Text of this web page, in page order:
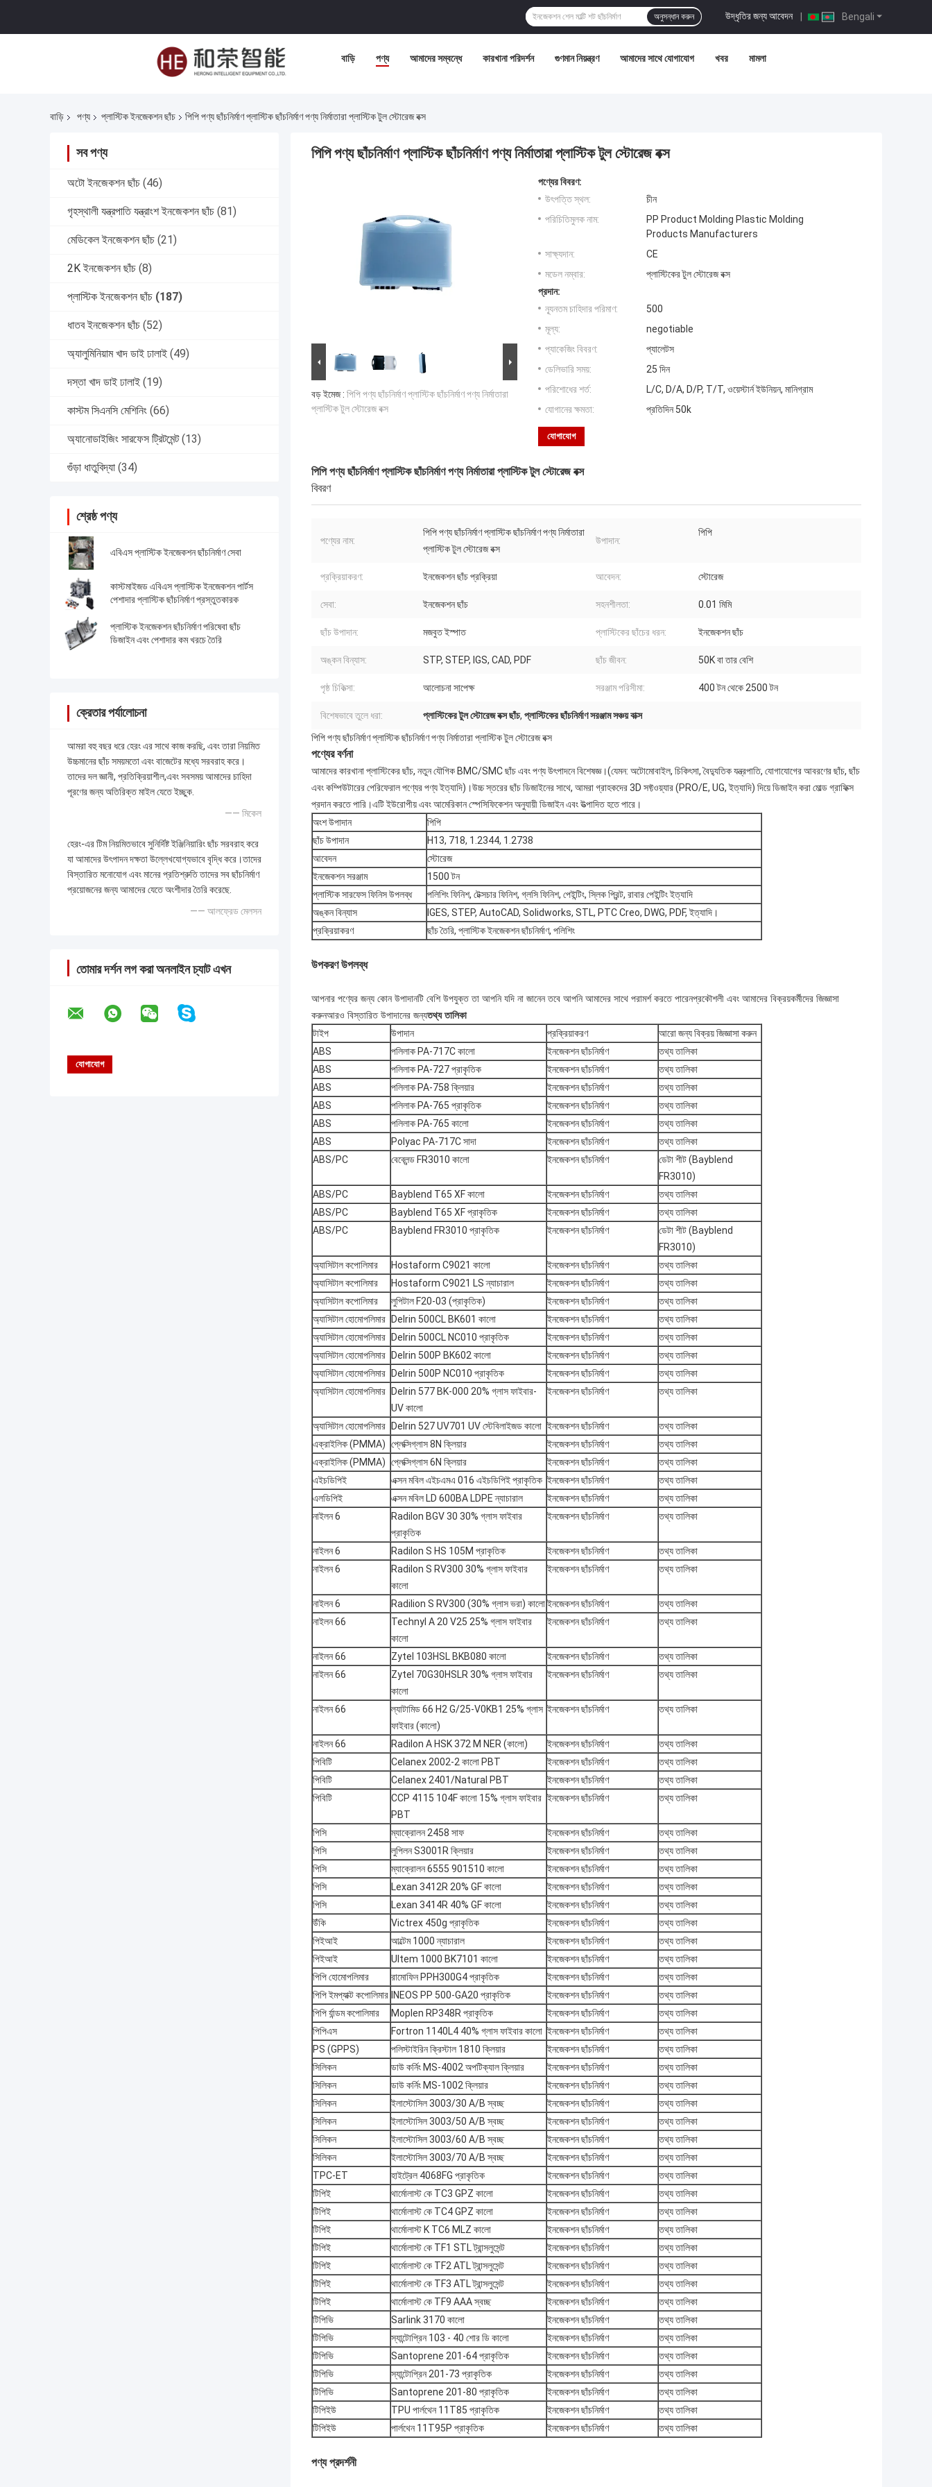
Bengali
উদ্ধৃতির জন্য আবেদন |
অনুসন্ধান করুন
বাড়ি পণ্য আমাদের সম্বন্ধে কারখানা পরিদর্শন গুণমান নিয়ন্ত্রণ আমাদের সাথে যোগাযোগ খবর মামলা
বাড়ি পণ্য প্লাস্টিক ইনজেকশন ছাঁচ পিপি পণ্য ছাঁচনির্মাণ প্লাস্টিক ছাঁচনির্মাণ পণ্য নির্মাতারা প্লাস্টিক টুল স্টোরেজ বক্স
সব পণ্য
অটো ইনজেকশন ছাঁচ (46)
গৃহস্থালী যন্ত্রপাতি যন্ত্রাংশ ইনজেকশন ছাঁচ (81)
মেডিকেল ইনজেকশন ছাঁচ (21)
2K ইনজেকশন ছাঁচ (8)
প্লাস্টিক ইনজেকশন ছাঁচ (187)
ধাতব ইনজেকশন ছাঁচ (52)
অ্যালুমিনিয়াম খাদ ডাই ঢালাই (49)
দস্তা খাদ ডাই ঢালাই (19)
কাস্টম সিএনসি মেশিনিং (66)
অ্যানোডাইজিং সারফেস ট্রিটমেন্ট (13)
গুঁড়া ধাতুবিদ্যা (34)
শ্রেষ্ঠ পণ্য
এবিএস প্লাস্টিক ইনজেকশন ছাঁচনির্মাণ সেবা
কাস্টমাইজড এবিএস প্লাস্টিক ইনজেকশন পার্টস
পেশাদার প্লাস্টিক ছাঁচনির্মাণ প্রস্তুতকারক
প্লাস্টিক ইনজেকশন ছাঁচনির্মাণ পরিষেবা ছাঁচ
ডিজাইন এবং পেশাদার কম খরচে তৈরি
ক্রেতার পর্যালোচনা
আমরা বহু বছর ধরে হেরং এর সাথে কাজ করছি, এবং তারা নিয়মিত
উচ্চমানের ছাঁচ সময়মতো এবং বাজেটের মধ্যে সরবরাহ করে।
তাদের দল জ্ঞানী, প্রতিক্রিয়াশীল,এবং সবসময় আমাদের চাহিদা
পূরণের জন্য অতিরিক্ত মাইল যেতে ইচ্ছুক.
—— মিকেল
হেরং-এর টিম নিয়মিতভাবে সুনির্দিষ্ট ইঞ্জিনিয়ারিং ছাঁচ সরবরাহ করে
যা আমাদের উৎপাদন দক্ষতা উল্লেখযোগ্যভাবে বৃদ্ধি করে।তাদের
বিস্তারিত মনোযোগ এবং মানের প্রতিশ্রুতি তাদের সব ছাঁচনির্মাণ
প্রয়োজনের জন্য আমাদের যেতে অংশীদার তৈরি করেছে.
—— আলফ্রেড মেলসন
তোমার দর্শন লগ করা অনলাইন চ্যাট এখন
পিপি পণ্য ছাঁচনির্মাণ প্লাস্টিক ছাঁচনির্মাণ পণ্য নির্মাতারা প্লাস্টিক টুল স্টোরেজ বক্স
বড় ইমেজ : পিপি পণ্য ছাঁচনির্মাণ প্লাস্টিক ছাঁচনির্মাণ পণ্য নির্মাতারা
প্লাস্টিক টুল স্টোরেজ বক্স
পণ্যের বিবরণ:
উৎপত্তি স্থল:
চীন
পরিচিতিমুলক নাম:
PP Product Molding Plastic Molding
Products Manufacturers
সাক্ষ্যদান:
CE
মডেল নম্বার:
প্লাস্টিকের টুল স্টোরেজ বক্স
প্রদান:
ন্যূনতম চাহিদার পরিমাণ:
500
মূল্য:
negotiable
প্যাকেজিং বিবরণ:
প্যালেটস
ডেলিভারি সময়:
25 দিন
পরিশোধের শর্ত:
L/C, D/A, D/P, T/T, ওয়েস্টার্ন ইউনিয়ন, মানিগ্রাম
যোগানের ক্ষমতা:
প্রতিদিন 50k
যোগাযোগ
পিপি পণ্য ছাঁচনির্মাণ প্লাস্টিক ছাঁচনির্মাণ পণ্য নির্মাতারা প্লাস্টিক টুল স্টোরেজ বক্স
বিবরণ
পণ্যের নাম:
পিপি পণ্য ছাঁচনির্মাণ প্লাস্টিক ছাঁচনির্মাণ পণ্য নির্মাতারা
প্লাস্টিক টুল স্টোরেজ বক্স
উপাদান:
পিপি
প্রক্রিয়াকরণ: ইনজেকশন ছাঁচ প্রক্রিয়া আবেদন: স্টোরেজ
সেবা: ইনজেকশন ছাঁচ সহনশীলতা: 0.01 মিমি
ছাঁচ উপাদান: মজবুত ইস্পাত প্লাস্টিকের ছাঁচের ধরন: ইনজেকশন ছাঁচ
অঙ্কন বিন্যাস: STP, STEP, IGS, CAD, PDF ছাঁচ জীবন: 50K বা তার বেশি
পৃষ্ঠ চিকিত্সা: আলোচনা সাপেক্ষ সরঞ্জাম পরিসীমা: 400 টন থেকে 2500 টন
বিশেষভাবে তুলে ধরা: প্লাস্টিকের টুল স্টোরেজ বক্স ছাঁচ, প্লাস্টিকের ছাঁচনির্মাণ সরঞ্জাম সঞ্চয় বাক্স
পিপি পণ্য ছাঁচনির্মাণ প্লাস্টিক ছাঁচনির্মাণ পণ্য নির্মাতারা প্লাস্টিক টুল স্টোরেজ বক্স
পণ্যের বর্ণনা
আমাদের কারখানা প্লাস্টিকের ছাঁচ, নতুন যৌগিক BMC/SMC ছাঁচ এবং পণ্য উৎপাদনে বিশেষজ্ঞ।(যেমন: অটোমোবাইল, চিকিৎসা, বৈদ্যুতিক যন্ত্রপাতি, যোগাযোগের আবরণের ছাঁচ, ছাঁচ
এবং কম্পিউটারের পেরিফেরাল পণ্যের পণ্য ইত্যাদি)।উচ্চ স্তরের ছাঁচ ডিজাইনের সাথে, আমরা গ্রাহকদের 3D সফ্টওয়্যার (PRO/E, UG, ইত্যাদি) দিয়ে ডিজাইন করা মোল্ড গ্রাফিক্স
প্রদান করতে পারি।এটি ইউরোপীয় এবং আমেরিকান স্পেসিফিকেশন অনুযায়ী ডিজাইন এবং উত্পাদিত হতে পারে।
অংশ উপাদান
পিপি
ছাঁচ উপাদান
H13, 718, 1.2344, 1.2738
আবেদন
স্টোরেজ
ইনজেকশন সরঞ্জাম
1500 টন
প্লাস্টিক সারফেস ফিনিস উপলব্ধ
পলিশিং ফিনিশ, টেক্সচার ফিনিশ, গ্লসি ফিনিশ, পেইন্টিং, স্লিক প্রিন্ট, রাবার পেইন্টিং ইত্যাদি
অঙ্কন বিন্যাস
IGES, STEP, AutoCAD, Solidworks, STL, PTC Creo, DWG, PDF, ইত্যাদি।
প্রক্রিয়াকরণ
ছাঁচ তৈরি, প্লাস্টিক ইনজেকশন ছাঁচনির্মাণ, পলিশিং
উপকরণ উপলব্ধ
আপনার পণ্যের জন্য কোন উপাদানটি বেশি উপযুক্ত তা আপনি যদি না জানেন তবে আপনি আমাদের সাথে পরামর্শ করতে পারেনপ্রকৌশলী এবং আমাদের বিক্রয়কর্মীদের জিজ্ঞাসা
করুনআরও বিস্তারিত উপাদানের জন্যতথ্য তালিকা
টাইপ
উপাদান প্রক্রিয়াকরণ
আরো জন্য বিক্রয় জিজ্ঞাসা করুন
ABS
পলিলাক PA-717C কালো ইনজেকশন ছাঁচনির্মাণ
তথ্য তালিকা
ABS
পলিলাক PA-727 প্রাকৃতিক ইনজেকশন ছাঁচনির্মাণ
তথ্য তালিকা
ABS
পলিলাক PA-758 ক্লিয়ার ইনজেকশন ছাঁচনির্মাণ
তথ্য তালিকা
ABS
পলিলাক PA-765 প্রাকৃতিক ইনজেকশন ছাঁচনির্মাণ
তথ্য তালিকা
ABS
পলিলাক PA-765 কালো ইনজেকশন ছাঁচনির্মাণ
তথ্য তালিকা
ABS
Polyac PA-717C সাদা ইনজেকশন ছাঁচনির্মাণ
তথ্য তালিকা
ABS/PC
বেব্লেন্ড FR3010 কালো ইনজেকশন ছাঁচনির্মাণ
ডেটা শীট (Bayblend
FR3010)
ABS/PC
Bayblend T65 XF কালো ইনজেকশন ছাঁচনির্মাণ
তথ্য তালিকা
ABS/PC
Bayblend T65 XF প্রাকৃতিক ইনজেকশন ছাঁচনির্মাণ
তথ্য তালিকা
ABS/PC
Bayblend FR3010 প্রাকৃতিক ইনজেকশন ছাঁচনির্মাণ
ডেটা শীট (Bayblend
FR3010)
অ্যাসিটাল কপোলিমার
Hostaform C9021 কালো ইনজেকশন ছাঁচনির্মাণ
তথ্য তালিকা
অ্যাসিটাল কপোলিমার
Hostaform C9021 LS ন্যাচারাল ইনজেকশন ছাঁচনির্মাণ
তথ্য তালিকা
অ্যাসিটাল কপোলিমার
লুপিটাল F20-03 (প্রাকৃতিক) ইনজেকশন ছাঁচনির্মাণ
তথ্য তালিকা
অ্যাসিটাল হোমোপলিমার
Delrin 500CL BK601 কালো ইনজেকশন ছাঁচনির্মাণ
তথ্য তালিকা
অ্যাসিটাল হোমোপলিমার
Delrin 500CL NC010 প্রাকৃতিক ইনজেকশন ছাঁচনির্মাণ
তথ্য তালিকা
অ্যাসিটাল হোমোপলিমার
Delrin 500P BK602 কালো ইনজেকশন ছাঁচনির্মাণ
তথ্য তালিকা
অ্যাসিটাল হোমোপলিমার
Delrin 500P NC010 প্রাকৃতিক ইনজেকশন ছাঁচনির্মাণ
তথ্য তালিকা
অ্যাসিটাল হোমোপলিমার
Delrin 577 BK-000 20% গ্লাস ফাইবার-
UV কালো
ইনজেকশন ছাঁচনির্মাণ তথ্য তালিকা
অ্যাসিটাল হোমোপলিমার Delrin 527 UV701 UV স্টেবিলাইজড কালো ইনজেকশন ছাঁচনির্মাণ
তথ্য তালিকা
এক্রাইলিক (PMMA) প্লেক্সিগ্লাস 8N ক্লিয়ার ইনজেকশন ছাঁচনির্মাণ
তথ্য তালিকা
এক্রাইলিক (PMMA) প্লেক্সিগ্লাস 6N ক্লিয়ার ইনজেকশন ছাঁচনির্মাণ
তথ্য তালিকা
এইচডিপিই
এক্সন মবিল এইচএমএ 016 এইচডিপিই প্রাকৃতিক ইনজেকশন ছাঁচনির্মাণ
তথ্য তালিকা
এলডিপিই
এক্সন মবিল LD 600BA LDPE ন্যাচারাল ইনজেকশন ছাঁচনির্মাণ
তথ্য তালিকা
নাইলন 6
Radilon BGV 30 30% গ্লাস ফাইবার
প্রাকৃতিক
ইনজেকশন ছাঁচনির্মাণ তথ্য তালিকা
নাইলন 6 Radilon S HS 105M প্রাকৃতিক ইনজেকশন ছাঁচনির্মাণ
তথ্য তালিকা
নাইলন 6
Radilon S RV300 30% গ্লাস ফাইবার
কালো
ইনজেকশন ছাঁচনির্মাণ তথ্য তালিকা
নাইলন 6 Radilion S RV300 (30% গ্লাস ভরা) কালোইনজেকশন ছাঁচনির্মাণ
তথ্য তালিকা
নাইলন 66
Technyl A 20 V25 25% গ্লাস ফাইবার
কালো
ইনজেকশন ছাঁচনির্মাণ তথ্য তালিকা
নাইলন 66 Zytel 103HSL BKB080 কালো ইনজেকশন ছাঁচনির্মাণ
তথ্য তালিকা
নাইলন 66
Zytel 70G30HSLR 30% গ্লাস ফাইবার
কালো
ইনজেকশন ছাঁচনির্মাণ তথ্য তালিকা
নাইলন 66
ল্যাটামিড 66 H2 G/25-V0KB1 25% গ্লাস
ফাইবার (কালো)
ইনজেকশন ছাঁচনির্মাণ তথ্য তালিকা
নাইলন 66 Radilon A HSK 372 M NER (কালো) ইনজেকশন ছাঁচনির্মাণ
তথ্য তালিকা
পিবিটি
Celanex 2002-2 কালো PBT ইনজেকশন ছাঁচনির্মাণ
তথ্য তালিকা
পিবিটি
Celanex 2401/Natural PBT ইনজেকশন ছাঁচনির্মাণ
তথ্য তালিকা
পিবিটি
CCP 4115 104F কালো 15% গ্লাস ফাইবার
PBT
ইনজেকশন ছাঁচনির্মাণ তথ্য তালিকা
পিসি ম্যাক্রোলন 2458 সাফ ইনজেকশন ছাঁচনির্মাণ
তথ্য তালিকা
পিসি
লুপিলন S3001R ক্লিয়ার ইনজেকশন ছাঁচনির্মাণ
তথ্য তালিকা
পিসি
ম্যাক্রোলন 6555 901510 কালো ইনজেকশন ছাঁচনির্মাণ
তথ্য তালিকা
পিসি
Lexan 3412R 20% GF কালো ইনজেকশন ছাঁচনির্মাণ
তথ্য তালিকা
পিসি
Lexan 3414R 40% GF কালো ইনজেকশন ছাঁচনির্মাণ
তথ্য তালিকা
উঁকি
Victrex 450g প্রাকৃতিক ইনজেকশন ছাঁচনির্মাণ
তথ্য তালিকা
পিইআই
আল্টেম 1000 ন্যাচারাল ইনজেকশন ছাঁচনির্মাণ
তথ্য তালিকা
পিইআই
Ultem 1000 BK7101 কালো ইনজেকশন ছাঁচনির্মাণ
তথ্য তালিকা
পিপি হোমোপলিমার
রামোফিন PPH300G4 প্রাকৃতিক ইনজেকশন ছাঁচনির্মাণ
তথ্য তালিকা
পিপি ইমপ্যাক্ট কপোলিমার INEOS PP 500-GA20 প্রাকৃতিক ইনজেকশন ছাঁচনির্মাণ
তথ্য তালিকা
পিপি র্যান্ডম কপোলিমার
Moplen RP348R প্রাকৃতিক ইনজেকশন ছাঁচনির্মাণ
তথ্য তালিকা
পিপিএস
Fortron 1140L4 40% গ্লাস ফাইবার কালো ইনজেকশন ছাঁচনির্মাণ
তথ্য তালিকা
PS (GPPS)
পলিস্টাইরিন ক্রিস্টাল 1810 ক্লিয়ার ইনজেকশন ছাঁচনির্মাণ
তথ্য তালিকা
সিলিকন
ডাউ কর্নিং MS-4002 অপটিক্যাল ক্লিয়ার ইনজেকশন ছাঁচনির্মাণ
তথ্য তালিকা
সিলিকন
ডাউ কর্নিং MS-1002 ক্লিয়ার ইনজেকশন ছাঁচনির্মাণ
তথ্য তালিকা
সিলিকন
ইলাস্টোসিল 3003/30 A/B স্বচ্ছ ইনজেকশন ছাঁচনির্মাণ
তথ্য তালিকা
সিলিকন
ইলাস্টোসিল 3003/50 A/B স্বচ্ছ ইনজেকশন ছাঁচনির্মাণ
তথ্য তালিকা
সিলিকন
ইলাস্টোসিল 3003/60 A/B স্বচ্ছ ইনজেকশন ছাঁচনির্মাণ
তথ্য তালিকা
সিলিকন
ইলাস্টোসিল 3003/70 A/B স্বচ্ছ ইনজেকশন ছাঁচনির্মাণ
তথ্য তালিকা
TPC-ET
হাইট্রেল 4068FG প্রাকৃতিক ইনজেকশন ছাঁচনির্মাণ
তথ্য তালিকা
টিপিই
থার্মোলাস্ট কে TC3 GPZ কালো ইনজেকশন ছাঁচনির্মাণ
তথ্য তালিকা
টিপিই
থার্মোলাস্ট কে TC4 GPZ কালো ইনজেকশন ছাঁচনির্মাণ
তথ্য তালিকা
টিপিই
থার্মোলাস্ট K TC6 MLZ কালো ইনজেকশন ছাঁচনির্মাণ
তথ্য তালিকা
টিপিই
থার্মোলাস্ট কে TF1 STL ট্রান্সলুসেন্ট ইনজেকশন ছাঁচনির্মাণ
তথ্য তালিকা
টিপিই
থার্মোলাস্ট কে TF2 ATL ট্রান্সলুসেন্ট ইনজেকশন ছাঁচনির্মাণ
তথ্য তালিকা
টিপিই
থার্মোলাস্ট কে TF3 ATL ট্রান্সলুসেন্ট ইনজেকশন ছাঁচনির্মাণ
তথ্য তালিকা
টিপিই
থার্মোলাস্ট কে TF9 AAA স্বচ্ছ ইনজেকশন ছাঁচনির্মাণ
তথ্য তালিকা
টিপিভি
Sarlink 3170 কালো ইনজেকশন ছাঁচনির্মাণ
তথ্য তালিকা
টিপিভি
স্যান্টোপ্রিন 103 - 40 শোর ডি কালো ইনজেকশন ছাঁচনির্মাণ
তথ্য তালিকা
টিপিভি
Santoprene 201-64 প্রাকৃতিক ইনজেকশন ছাঁচনির্মাণ
তথ্য তালিকা
টিপিভি
স্যান্টোপ্রিন 201-73 প্রাকৃতিক ইনজেকশন ছাঁচনির্মাণ
তথ্য তালিকা
টিপিভি
Santoprene 201-80 প্রাকৃতিক ইনজেকশন ছাঁচনির্মাণ
তথ্য তালিকা
টিপিইউ
TPU পার্লথেন 11T85 প্রাকৃতিক ইনজেকশন ছাঁচনির্মাণ
তথ্য তালিকা
টিপিইউ
পার্লথেন 11T95P প্রাকৃতিক ইনজেকশন ছাঁচনির্মাণ তথ্য তালিকা
পণ্য প্রদর্শনী